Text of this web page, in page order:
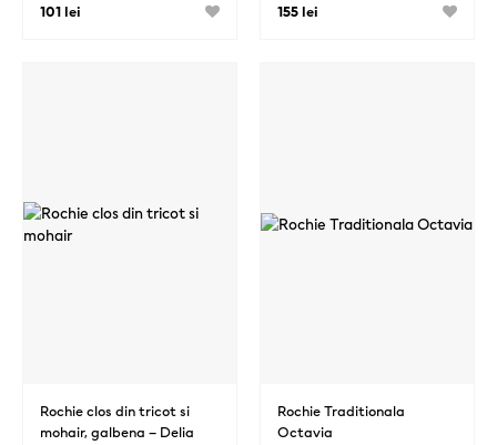
101 lei
155 lei
Rochie clos din tricot si
mohair, galbena – Delia
Rochie Traditionala
Octavia